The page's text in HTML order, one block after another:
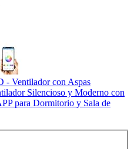
- Ventilador con Aspas
Silencioso y Moderno con
para Dormitorio y Sala de